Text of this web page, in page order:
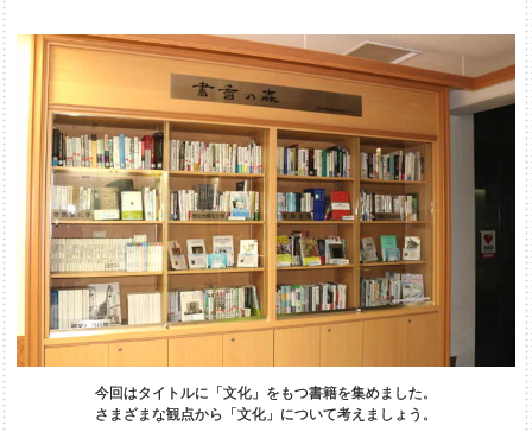
今回はタイトルに「文化」をもつ書籍を集めました。
さまざまな観点から「文化」について考えましょう。